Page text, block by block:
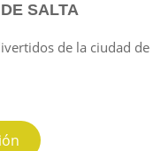
SALTA
de la ciudad de